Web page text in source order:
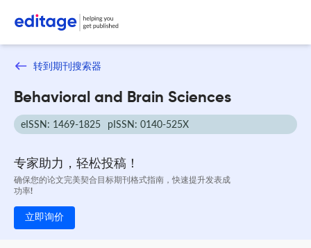
转到期刊搜索器
Behavioral and Brain Sciences
eISSN: 1469-1825 pISSN: 0140-525X
专家助力，轻松投稿！
确保您的论文完美契合目标期刊格式指南，快速提升发表成
功率!
立即询价